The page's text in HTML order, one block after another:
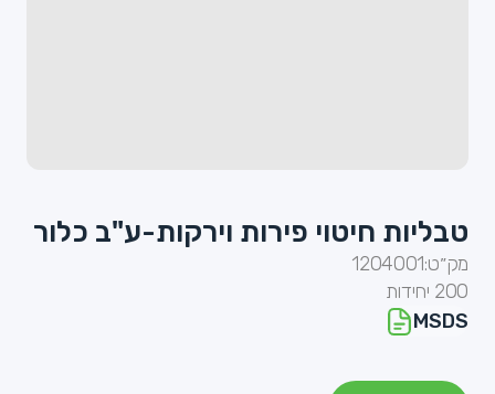
טבליות חיטוי פירות וירקות-ע"ב כלור
מק״ט:1204001
200 יחידות
MSDS